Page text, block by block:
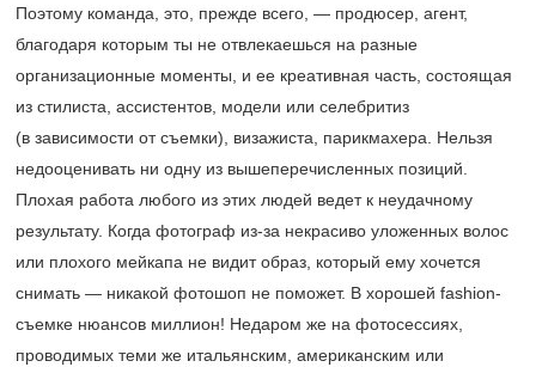
Поэтому команда, это, прежде всего, — продюсер, агент,
благодаря которым ты не отвлекаешься на разные
организационные моменты, и ее креативная часть, состоящая
из стилиста, ассистентов, модели или селебритиз
(в зависимости от съемки), визажиста, парикмахера. Нельзя
недооценивать ни одну из вышеперечисленных позиций.
Плохая работа любого из этих людей ведет к неудачному
результату. Когда фотограф из-за некрасиво уложенных волос
или плохого мейкапа не видит образ, который ему хочется
снимать — никакой фотошоп не поможет. В хорошей fashion-
съемке нюансов миллион! Недаром же на фотосессиях,
проводимых теми же итальянским, американским или